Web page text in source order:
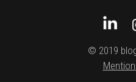
© 2019